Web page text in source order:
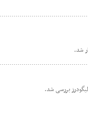
شد.
بررسی شد.